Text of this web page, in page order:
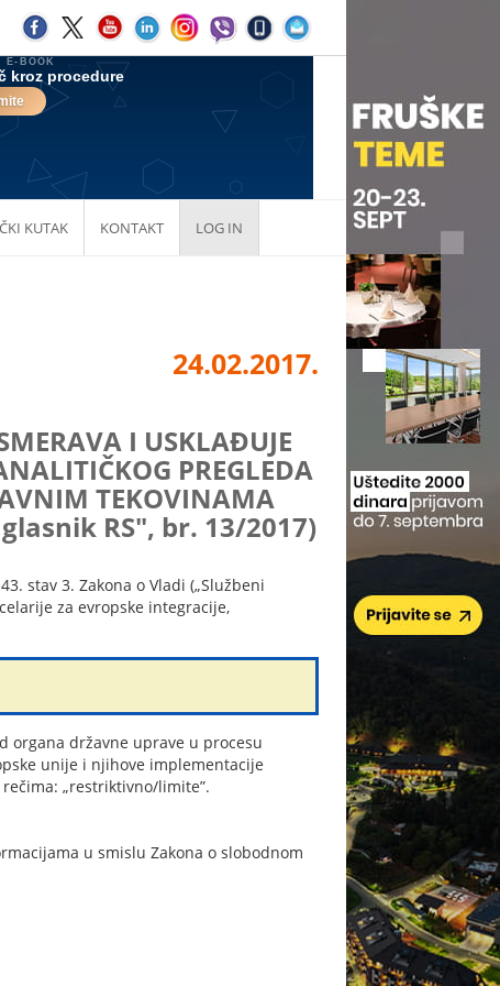
KUTAK KONTAKT LOG IN
24.02.2017.
I USKLAĐUJE
PREGLEDA
TEKOVINAMA
glasnik RS", br. 13/2017)
stav 3. Zakona o Vladi („Službeni
za evropske integracije,
organa državne uprave u procesu
unije i njihove implementacije
rečima: „restriktivno/limite”.
u smislu Zakona o slobodnom